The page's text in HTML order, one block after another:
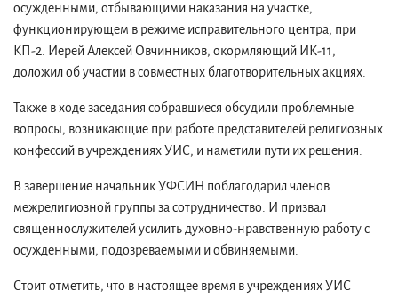
осужденными, отбывающими наказания на участке,
функционирующем в режиме исправительного центра, при
КП-2. Иерей Алексей Овчинников, окормляющий ИК-11,
доложил об участии в совместных благотворительных акциях.
Также в ходе заседания собравшиеся обсудили проблемные
вопросы, возникающие при работе представителей религиозных
конфессий в учреждениях УИС, и наметили пути их решения.
В завершение начальник УФСИН поблагодарил членов
межрелигиозной группы за сотрудничество. И призвал
священнослужителей усилить духовно-нравственную работу с
осужденными, подозреваемыми и обвиняемыми.
Стоит отметить, что в настоящее время в учреждениях УИС